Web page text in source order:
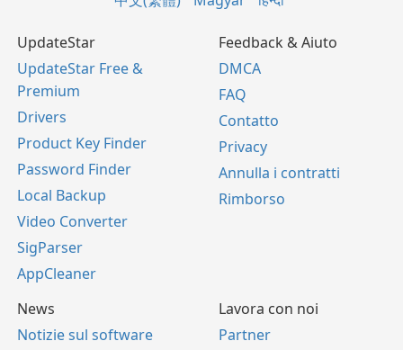
UpdateStar
UpdateStar Free &
Premium
Drivers
Product Key Finder
Password Finder
Local Backup
Video Converter
SigParser
AppCleaner
Feedback & Aiuto
DMCA
FAQ
Contatto
Privacy
Annulla i contratti
Rimborso
News
Notizie sul software
Lavora con noi
Partner